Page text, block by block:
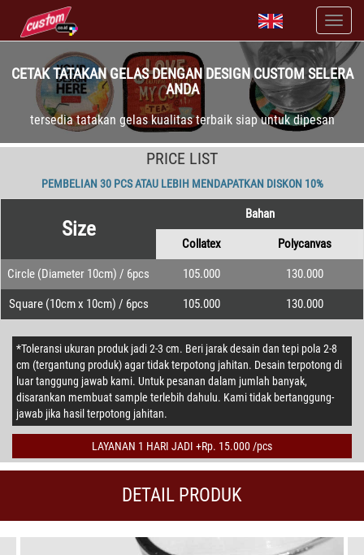
CETAK TATAKAN GELAS DENGAN DESIGN CUSTOM SELERA
ANDA
tersedia tatakan gelas kualitas terbaik siap untuk dipesan
PRICE LIST
PEMBELIAN 30 PCS ATAU LEBIH MENDAPATKAN DISKON 10%
Size
Bahan
Collatex Polycanvas
Circle (Diameter 10cm) / 6pcs 105.000 130.000
Square (10cm x 10cm) / 6pcs 105.000 130.000
*Toleransi ukuran produk jadi 2-3 cm. Beri jarak desain dan tepi pola 2-8
cm (tergantung produk) agar tidak terpotong jahitan. Desain terpotong di
luar tanggung jawab kami. Untuk pesanan dalam jumlah banyak,
disarankan membuat sample terlebih dahulu. Kami tidak bertanggung-
jawab jika hasil terpotong jahitan.
LAYANAN 1 HARI JADI +Rp. 15.000 /pcs
DETAIL PRODUK